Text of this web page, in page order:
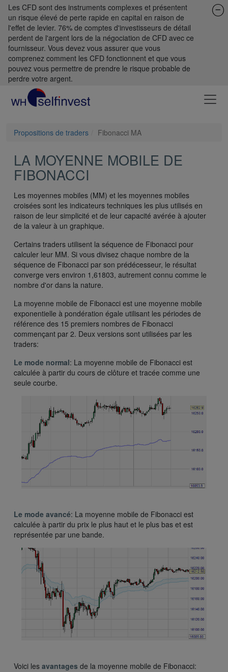
Les CFD sont des instruments complexes et présentent
un risque élevé de perte rapide en capital en raison de
l'effet de levier. 76% de comptes d'investisseurs de détail
perdent de l'argent lors de la négociation de CFD avec ce
fournisseur. Vous devez vous assurer que vous
comprenez comment les CFD fonctionnent et que vous
pouvez vous permettre de prendre le risque probable de
perdre votre argent.
Propositions de traders Fibonacci MA
LA MOYENNE MOBILE DE
FIBONACCI
Les moyennes mobiles (MM) et les moyennes mobiles
croisées sont les indicateurs techniques les plus utilisés en
raison de leur simplicité et de leur capacité avérée à ajouter
de la valeur à un graphique.
Certains traders utilisent la séquence de Fibonacci pour
calculer leur MM. Si vous divisez chaque nombre de la
séquence de Fibonacci par son prédécesseur, le résultat
converge vers environ 1,61803, autrement connu comme le
nombre d'or dans la nature.
La moyenne mobile de Fibonacci est une moyenne mobile
exponentielle à pondération égale utilisant les périodes de
référence des 15 premiers nombres de Fibonacci
commençant par 2. Deux versions sont utilisées par les
traders:
Le mode normal: La moyenne mobile de Fibonacci est
calculée à partir du cours de clôture et tracée comme une
seule courbe.
Le mode avancé: La moyenne mobile de Fibonacci est
calculée à partir du prix le plus haut et le plus bas et est
représentée par une bande.
Voici les avantages de la moyenne mobile de Fibonacci: